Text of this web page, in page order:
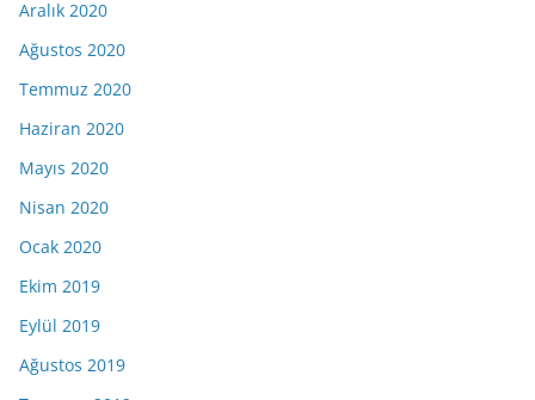
Aralık 2020
Ağustos 2020
Temmuz 2020
Haziran 2020
Mayıs 2020
Nisan 2020
Ocak 2020
Ekim 2019
Eylül 2019
Ağustos 2019